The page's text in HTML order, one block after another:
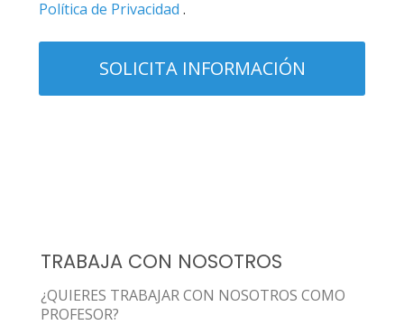
Política de Privacidad .
TRABAJA CON NOSOTROS
¿QUIERES TRABAJAR CON NOSOTROS COMO
PROFESOR?